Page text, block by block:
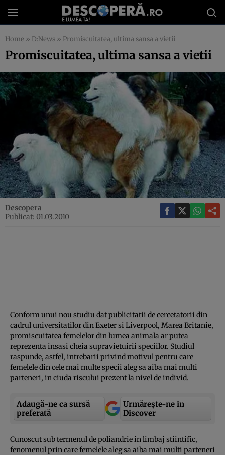
Home » D:News » Promiscuitatea, ultima sansa a vietii
Promiscuitatea, ultima sansa a vietii
Descopera
Publicat: 01.03.2010
Conform unui nou studiu dat publicitatii de cercetatorii din
cadrul universitatilor din Exeter si Liverpool, Marea Britanie,
promiscuitatea femelelor din lumea animala ar putea
reprezenta insasi cheia supravietuirii speciilor. Studiul
raspunde, astfel, intrebarii privind motivul pentru care
femelele din cele mai multe specii aleg sa aiba mai multi
parteneri, in ciuda riscului prezent la nivel de individ.
Adaugă-ne ca sursă
preferată
Urmărește-ne in
Discover
Cunoscut sub termenul de poliandrie in limbaj stiintific,
fenomenul prin care femelele aleg sa aiba mai multi parteneri